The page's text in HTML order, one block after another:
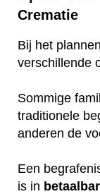
Crematie
Bij het
verschillende
Sommige
traditionele
anderen de
Een
is in